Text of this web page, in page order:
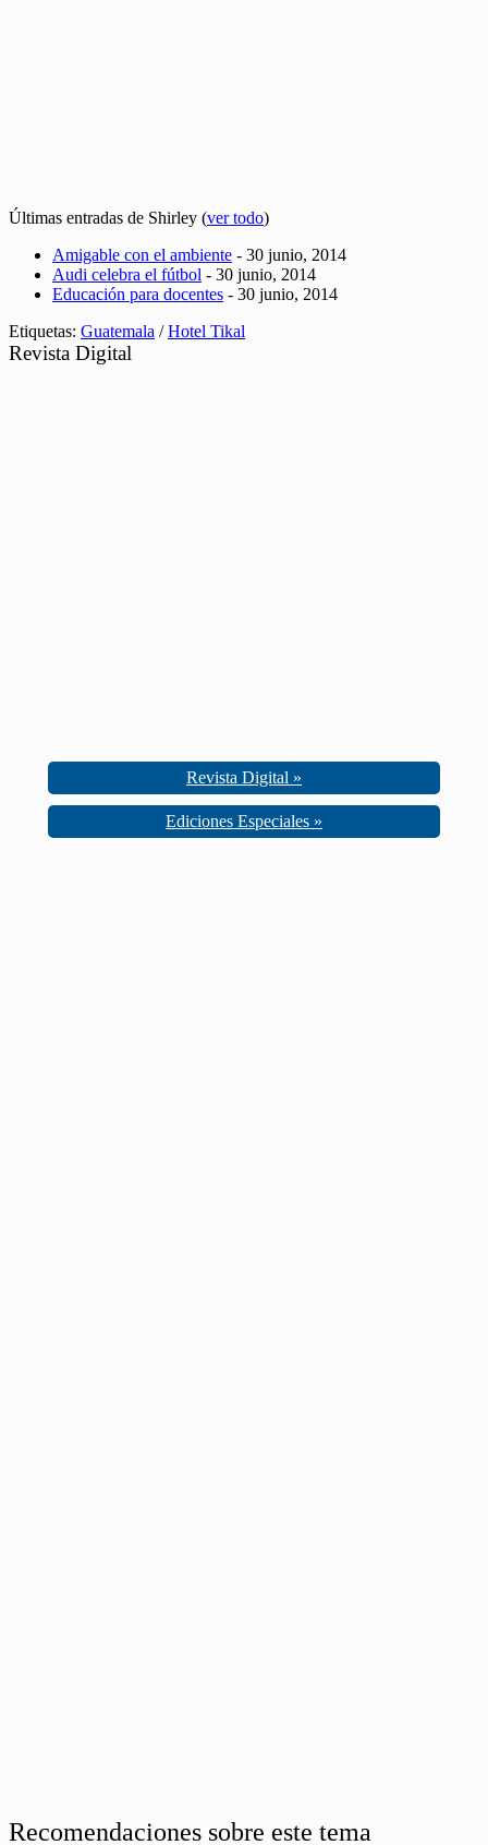
Últimas entradas de Shirley (ver todo)
Amigable con el ambiente - 30 junio, 2014
Audi celebra el fútbol - 30 junio, 2014
Educación para docentes - 30 junio, 2014
Etiquetas: Guatemala /Hotel Tikal
Revista Digital
Revista Digital »
Ediciones Especiales »
Recomendaciones sobre este tema